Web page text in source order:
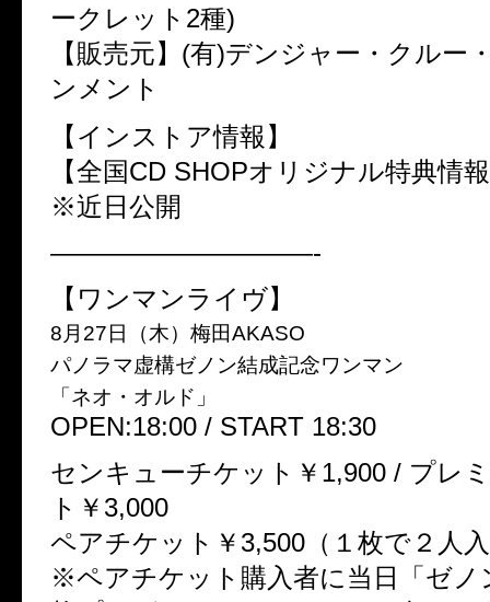
ークレット2種)
【販売元】(有)デンジャー・クルー
ンメント
【インストア情報】
【全国CD SHOPオリジナル特典情
※近日公開
——————————-
【ワンマンライヴ】
8月27日（木）梅田AKASO
パノラマ虚構ゼノン結成記念ワンマン
「ネオ・オルド」
OPEN:18:00 / START 18:30
センキューチケット￥1,900 / プレ
ト￥3,000
ペアチケット￥3,500（１枚で２人
※ペアチケット購入者に当日「ゼノ